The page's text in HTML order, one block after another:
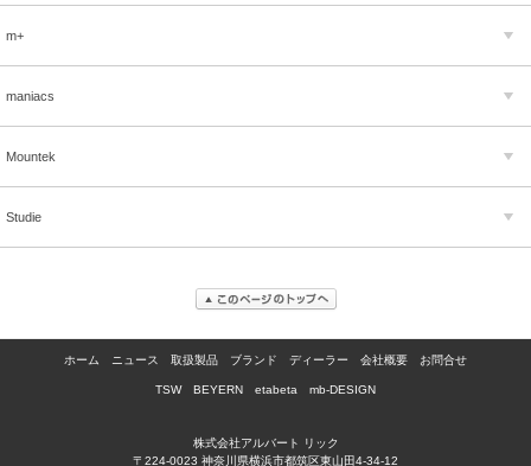
m+
maniacs
Mountek
Studie
ホーム ニュース 取扱製品 ブランド ディーラー 会社概要 お問合せ
TSW BEYERN etabeta mb-DESIGN
株式会社アルバート リック
〒224-0023 神奈川県横浜市都筑区東山田4-34-12